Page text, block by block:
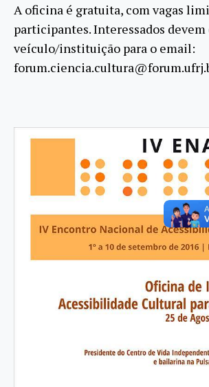
A oficina é gratuita, com vagas
participantes. Interessados
veículo/instituição para o email: